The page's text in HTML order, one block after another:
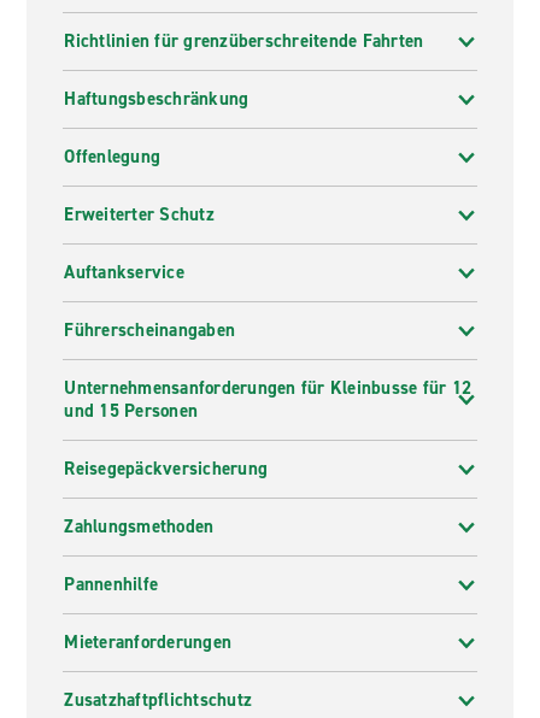
Richtlinien für grenzüberschreitende Fahrten
Haftungsbeschränkung
Offenlegung
Erweiterter Schutz
Auftankservice
Führerscheinangaben
Unternehmensanforderungen für Kleinbusse für 12
und 15 Personen
Reisegepäckversicherung
Zahlungsmethoden
Pannenhilfe
Mieteranforderungen
Zusatzhaftpflichtschutz